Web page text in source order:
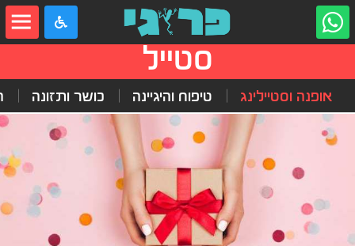
סטייל
אופנה וסטיילינג טיפוח והיגיינה כושר ותזונה